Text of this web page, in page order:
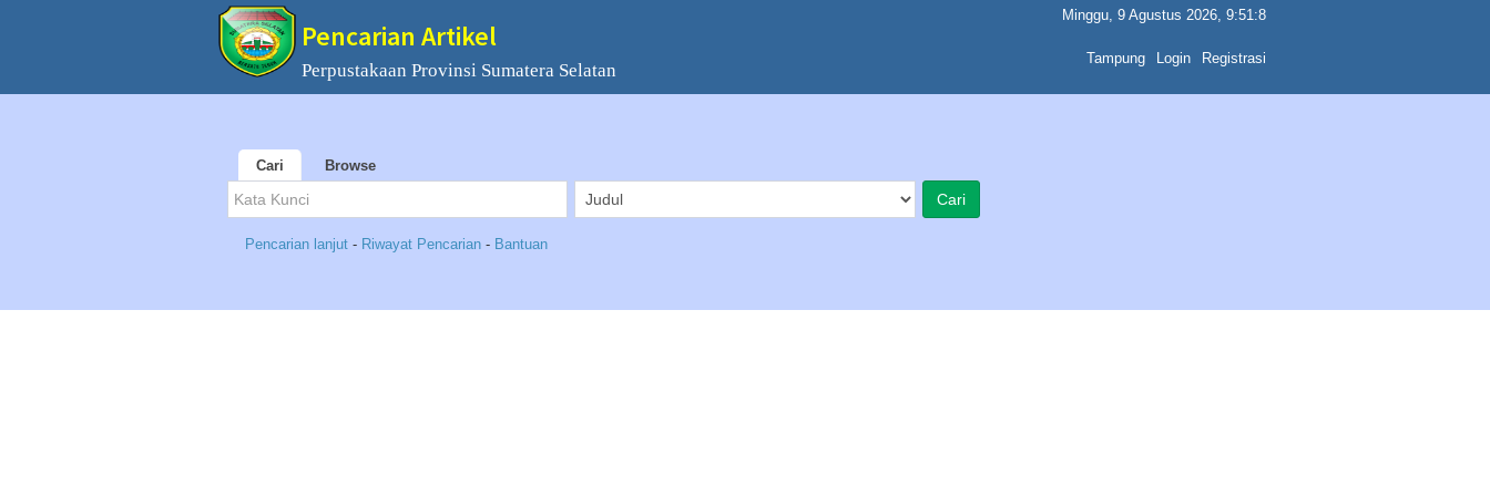
Pencarian Artikel
Perpustakaan Provinsi Sumatera Selatan
Minggu, 9 Agustus 2026, 9:51:8
Tampung Login Registrasi
Cari Browse
Pencarian lanjut - Riwayat Pencarian - Bantuan